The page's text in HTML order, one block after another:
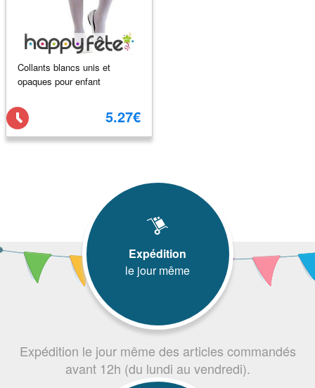
Collants blancs unis et
opaques pour enfant
5.27€
Expédition
le jour même
Expédition le jour même des articles commandés
avant 12h (du lundi au vendredi).